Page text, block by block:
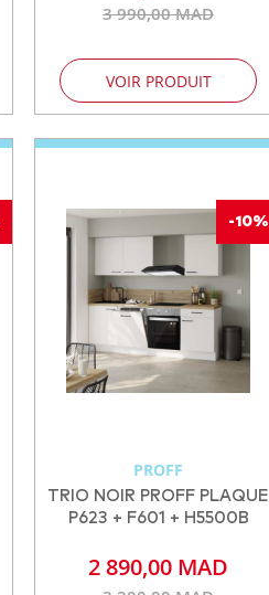
3 990,00 MAD
VOIR PRODUIT
-10%
PROFF
TRIO NOIR PROFF PLAQUE
P623 + F601 + H5500B
2 890,00 MAD